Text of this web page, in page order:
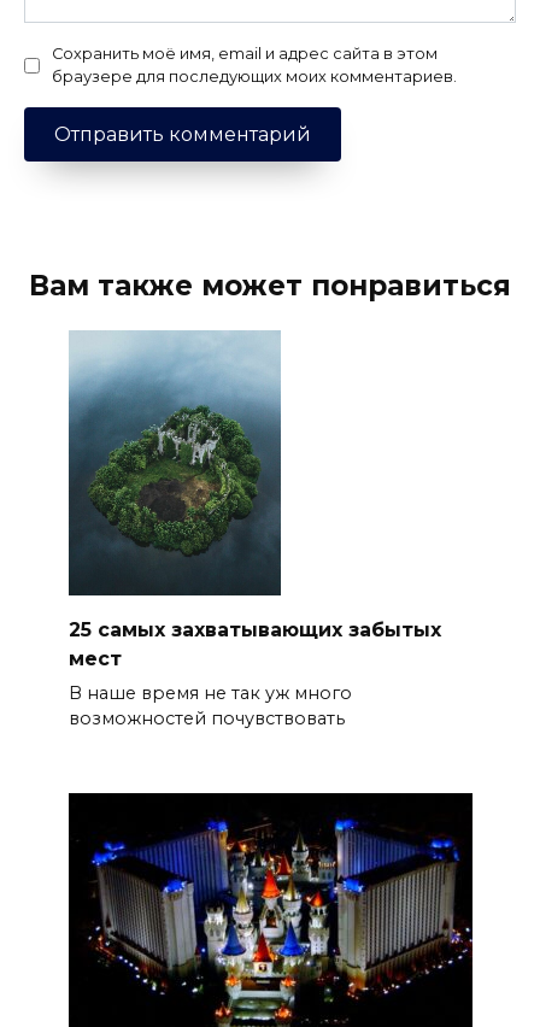
Сохранить моё имя, email и адрес сайта в этом
браузере для последующих моих комментариев.
Вам также может понравиться
25 самых захватывающих забытых
мест
В наше время не так уж много
возможностей почувствовать